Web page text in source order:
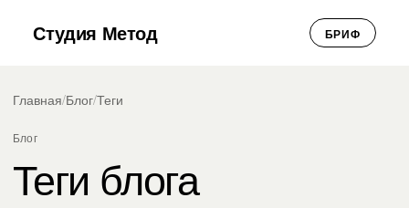
Студия Метод БРИФ
Главная/Блог/Теги
Блог
Теги блога